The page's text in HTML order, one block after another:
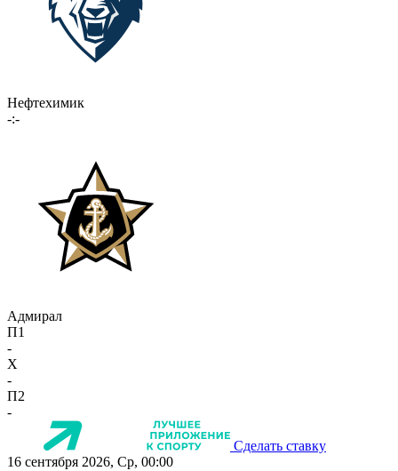
Нефтехимик
-:-
Адмирал
П1
-
X
-
П2
-
Сделать ставку
16 сентября 2026, Ср, 00:00